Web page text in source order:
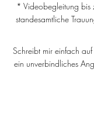
* Videobegleitung bis
standesamtliche
Schreibt mir einfach auf
ein unverbindliches